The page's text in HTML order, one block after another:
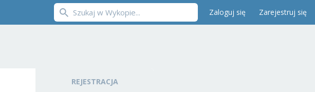
Zaloguj się Zarejestruj się
REJESTRACJA